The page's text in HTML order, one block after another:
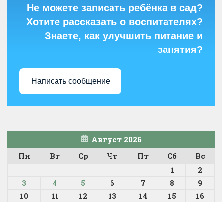
Не можете записать ребёнка в сад?
Хотите рассказать о воспитателях?
Знаете, как улучшить питание и
занятия?
Написать сообщение
Август 2026
Пн
Вт Ср Чт Пт Сб
Вс
1
2
3
4 5 6 7 8
9
10
11 12 13 14 15
16